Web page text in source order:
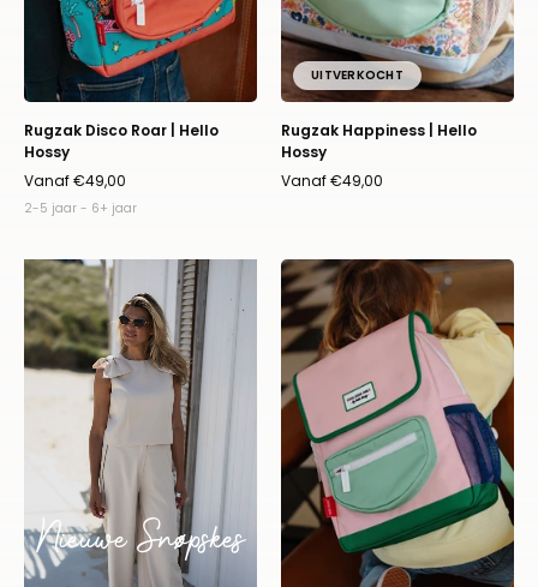
Rugzak Disco Roar | Hello
Hossy
Vanaf €49,00
2-5 jaar - 6+ jaar
UITVERKOCHT
Rugzak Happiness | Hello
Hossy
Vanaf €49,00
Nieuwe Snøpskes
Rugzak
mini
Smoothie
Hello
Hossy